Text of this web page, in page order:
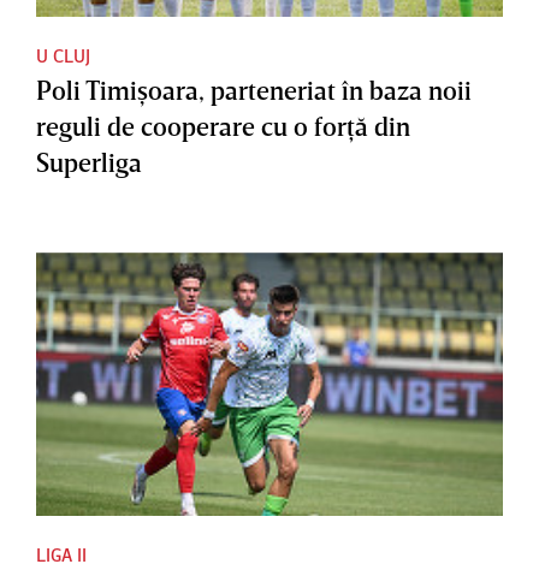
U CLUJ
Poli Timişoara, parteneriat în baza noii
reguli de cooperare cu o forţă din
Superliga
LIGA II